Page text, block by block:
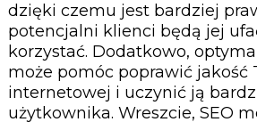
dzięki czemu jest bardziej
potencjalni klienci będą jej
korzystać. Dodatkowo,
może pomóc poprawić jakość
internetowej i uczynić ją
użytkownika. Wreszcie, SEO